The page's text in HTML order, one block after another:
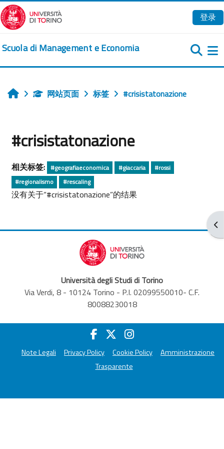
跳到主要内容
登录
Scuola di Management e Economia
打
首页 网站页面 标签 #crisistatonazione
#crisistatonazione
相关标签: #geografiaeconomica #giaccaria
#rossi
#regionalismo
#rescaling
没有关于“#crisistatonazione”的结果
Università degli Studi di Torino
Via Verdi, 8 - 10124 Torino - P.I. 02099550010- C.F.
80088230018
Note Legali Privacy Policy Cookie Policy
Amministrazione
Trasparente